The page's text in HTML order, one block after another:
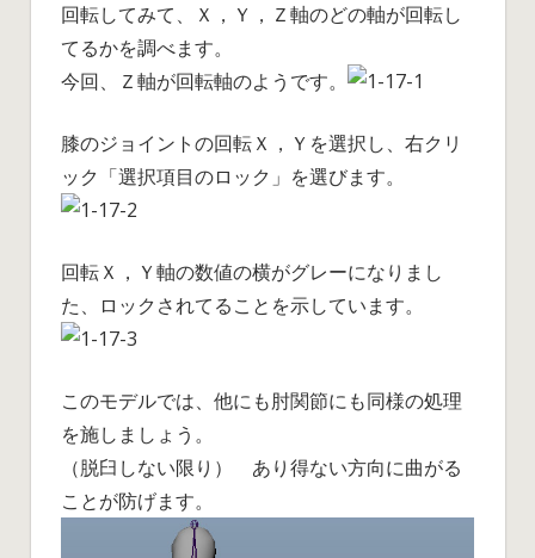
回転してみて、Ｘ，Ｙ，Ｚ軸のどの軸が回転し
てるかを調べます。
今回、Ｚ軸が回転軸のようです。
膝のジョイントの回転Ｘ，Ｙを選択し、右クリ
ック「選択項目のロック」を選びます。
回転Ｘ，Ｙ軸の数値の横がグレーになりまし
た、ロックされてることを示しています。
このモデルでは、他にも肘関節にも同様の処理
を施しましょう。
（脱臼しない限り） あり得ない方向に曲がる
ことが防げます。